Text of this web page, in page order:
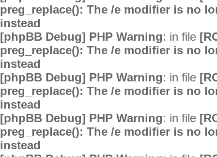
preg_replace(): The /e modifier is no
instead
[phpBB Debug] PHP Warning: in file
preg_replace(): The /e modifier is no
instead
[phpBB Debug] PHP Warning: in file
preg_replace(): The /e modifier is no
instead
[phpBB Debug] PHP Warning: in file
preg_replace(): The /e modifier is no
instead